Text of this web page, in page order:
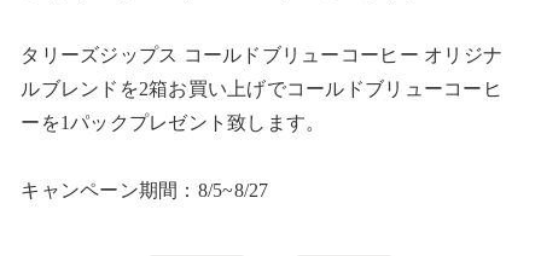
タリーズジップス コールドブリューコーヒー オリジナ
ルブレンドを2箱お買い上げでコールドブリューコーヒ
ーを1パックプレゼント致します。
キャンペーン期間：8/5~8/27